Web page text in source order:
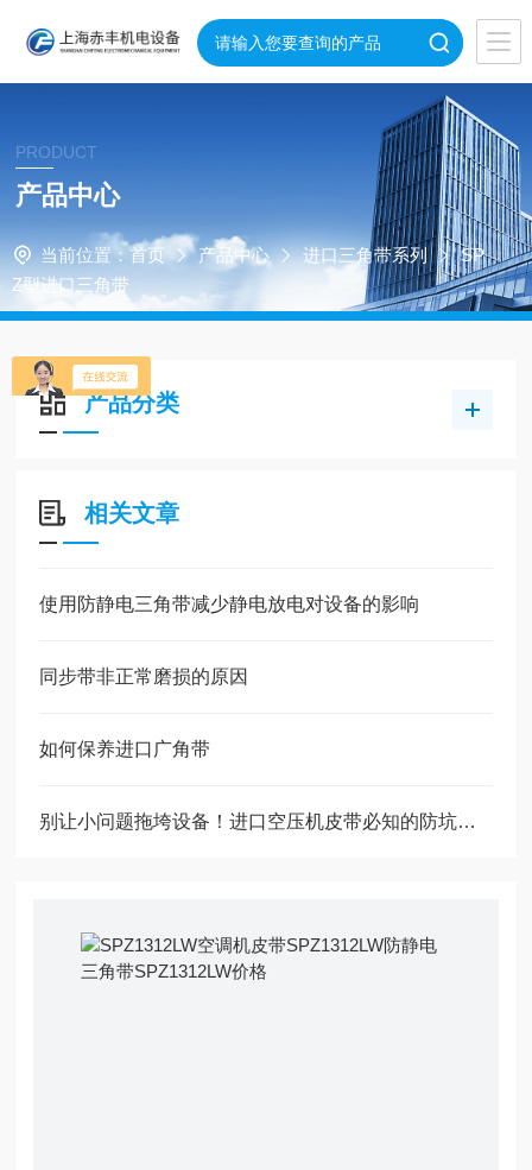
PRODUCT
产品中心
当前位置： 首页 产品中心 进口三角带系列
SP
Z型进口三角带
产品分类
相关文章
使用防静电三角带减少静电放电对设备的影响
同步带非正常磨损的原因
如何保养进口广角带
别让小问题拖垮设备！进口空压机皮带必知的防坑指南